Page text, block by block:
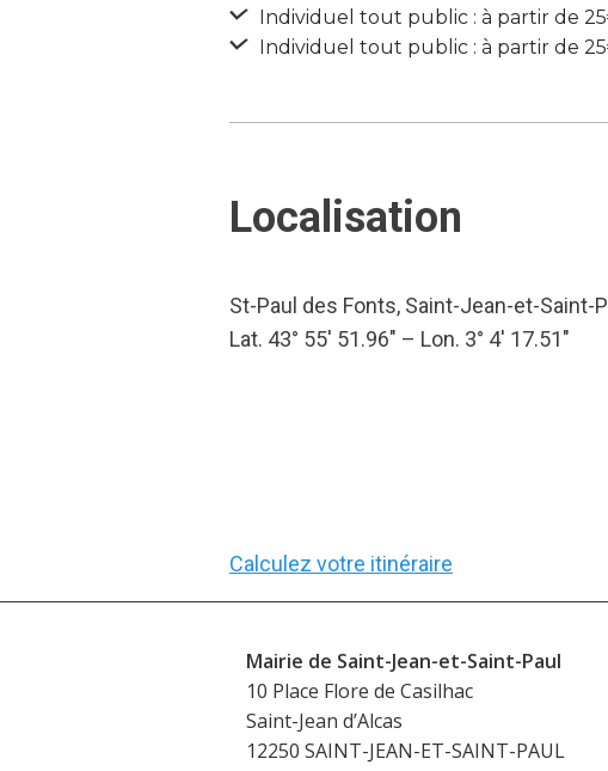
Individuel tout public : à partir de
Individuel tout public : à partir de
Localisation
St-Paul des Fonts, Saint-Jean-et-Saint-
Lat. 43° 55′ 51.96″ – Lon. 3° 4′ 17.51″
Calculez votre itinéraire
Mairie de Saint-Jean-et-Saint-Paul
10 Place Flore de Casilhac
Saint-Jean d’Alcas
12250 SAINT-JEAN-ET-SAINT-PAUL